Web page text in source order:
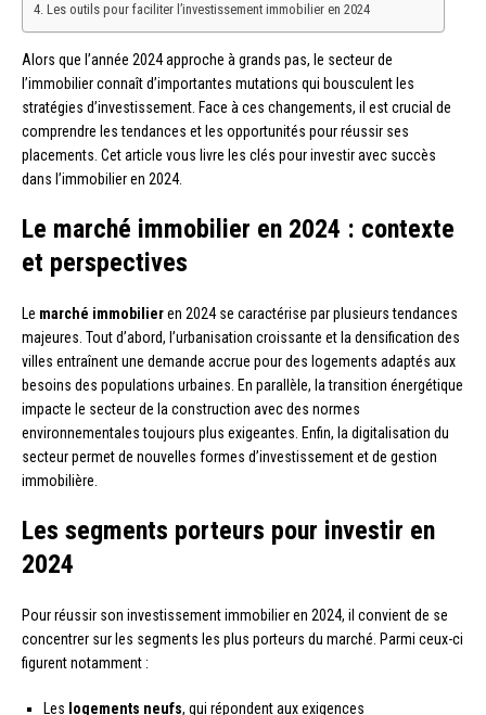
Les outils pour faciliter l’investissement immobilier en 2024
Alors que l’année 2024 approche à grands pas, le secteur de
l’immobilier connaît d’importantes mutations qui bousculent les
stratégies d’investissement. Face à ces changements, il est crucial de
comprendre les tendances et les opportunités pour réussir ses
placements. Cet article vous livre les clés pour investir avec succès
dans l’immobilier en 2024.
Le marché immobilier en 2024 : contexte
et perspectives
Le marché immobilieren 2024 se caractérise par plusieurs tendances
majeures. Tout d’abord, l’urbanisation croissante et la densification des
villes entraînent une demande accrue pour des logements adaptés aux
besoins des populations urbaines. En parallèle, la transition énergétique
impacte le secteur de la construction avec des normes
environnementales toujours plus exigeantes. Enfin, la digitalisation du
secteur permet de nouvelles formes d’investissement et de gestion
immobilière.
Les segments porteurs pour investir en
2024
Pour réussir son investissement immobilier en 2024, il convient de se
concentrer sur les segments les plus porteurs du marché. Parmi ceux-ci
figurent notamment :
Les logements neufs, qui répondent aux exigences